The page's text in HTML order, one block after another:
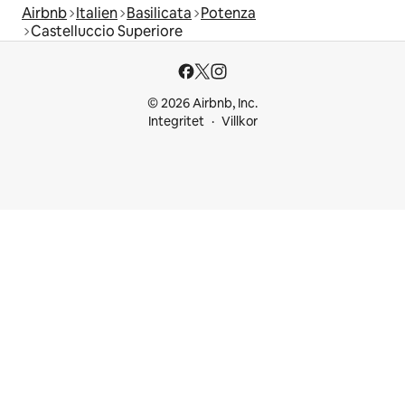
Airbnb Italien Basilicata Potenza
Castelluccio Superiore
© 2026 Airbnb, Inc.
Integritet
Villkor